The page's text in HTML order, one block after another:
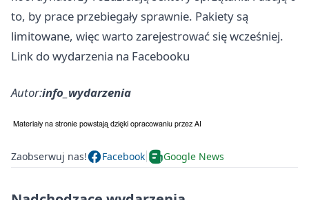
to, by prace przebiegały sprawnie. Pakiety są
limitowane, więc warto zarejestrować się wcześniej.
Link do wydarzenia na Facebooku
Autor:info_wydarzenia
Zaobserwuj nas! Facebook Google News